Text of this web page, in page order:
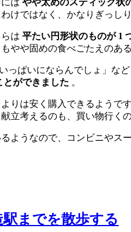
けではなく、かなりぎっし
は 平たい円形状のものが 1
やや固めの食べごたえのある
っぱいにならんでしょ」な
とができました 。
りは安く購入できるよう
立考えるのも、買い物行く
ようなので、コンビニや
までを散歩する